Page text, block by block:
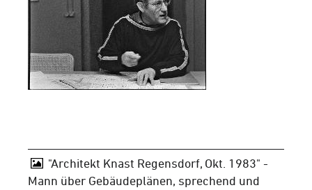
"Architekt Knast Regensdorf, Okt. 1983" -
Mann über Gebäudeplänen, sprechend und